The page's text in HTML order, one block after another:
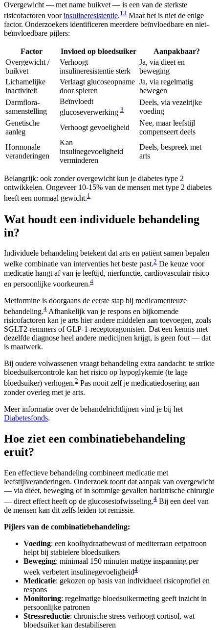
Overgewicht — met name buikvet — is een van de sterkste
risicofactoren voorinsulineresistentie.1 3 Maar het is niet de enige
factor. Onderzoekers identificeren meerdere beïnvloedbare en niet-
beïnvloedbare pijlers:
Factor Invloed op bloedsuiker
Aanpakbaar?
Overgewicht /
buikvet
Verhoogt
insulineresistentie sterk
Ja, via dieet en
beweging
Lichamelijke
inactiviteit
Verlaagt glucoseopname
door spieren
Ja, via regelmatig
bewegen
Darmflora-
samenstelling
Beïnvloedt
glucoseverwerking 3
Deels, via vezelrijke
voeding
Genetische
aanleg
Verhoogt gevoeligheid
Nee, maar leefstijl
compenseert deels
Hormonale
veranderingen
Kan
insulinegevoeligheid
verminderen
Deels, bespreek met
arts
Belangrijk: ook zonder overgewicht kun je diabetes type 2
ontwikkelen. Ongeveer 10-15% van de mensen met type 2 diabetes
heeft een normaal gewicht.1
Wat houdt een individuele behandeling
in?
Individuele behandeling betekent dat arts en patiënt samen bepalen
welke combinatie van interventies het beste past.2 De keuze voor
medicatie hangt af van je leeftijd, nierfunctie, cardiovasculair risico
en persoonlijke voorkeuren.4
Metformine is doorgaans de eerste stap bij medicamenteuze
behandeling.4 Afhankelijk van je respons en bijkomende
risicofactoren kan je arts hier andere middelen aan toevoegen, zoals
SGLT2-remmers of GLP-1-receptoragonisten. Dat een kennis met
dezelfde diagnose heel andere medicijnen krijgt, is geen fout — dat
is maatwerk.
Bij oudere volwassenen vraagt behandeling extra aandacht: te strikte
bloedsuikercontrole kan het risico op hypoglykemie (te lage
bloedsuiker) verhogen.2 Pas nooit zelf je medicatiedosering aan
zonder overleg met je arts.
Meer informatie over de behandelrichtlijnen vind je bij het
Diabetesfonds.
Hoe ziet een combinatiebehandeling
eruit?
Een effectieve behandeling combineert medicatie met
leefstijlveranderingen. Onderzoek toont dat aanpak van overgewicht
— via dieet, beweging of in sommige gevallen bariatrische chirurgie
— direct effect heeft op de glucosestofwisseling.4 Bij een deel van
de mensen kan dit zelfs leiden tot remissie.
Pijlers van de combinatiebehandeling:
Voeding: een koolhydraatbewust of mediterraan eetpatroon
helpt bij stabielere bloedsuikers
Beweging: minimaal 150 minuten matige inspanning per
week verbetert insulinegevoeligheid4
Medicatie: gekozen op basis van individueel risicoprofiel en
respons
Monitoring: regelmatige bloedsuikermeting geeft inzicht in
persoonlijke patronen
Stressreductie: chronische stress verhoogt cortisol, wat
bloedsuiker kan destabiliseren